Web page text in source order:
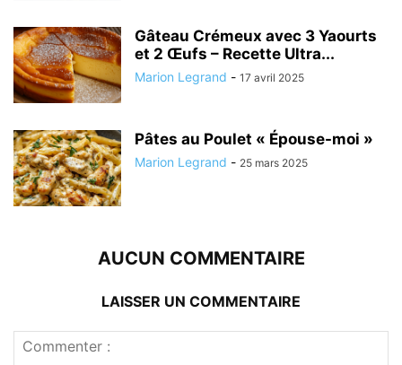
Gâteau Crémeux avec 3 Yaourts
et 2 Œufs – Recette Ultra...
Marion Legrand - 17 avril 2025
Pâtes au Poulet « Épouse-moi »
Marion Legrand - 25 mars 2025
AUCUN COMMENTAIRE
LAISSER UN COMMENTAIRE